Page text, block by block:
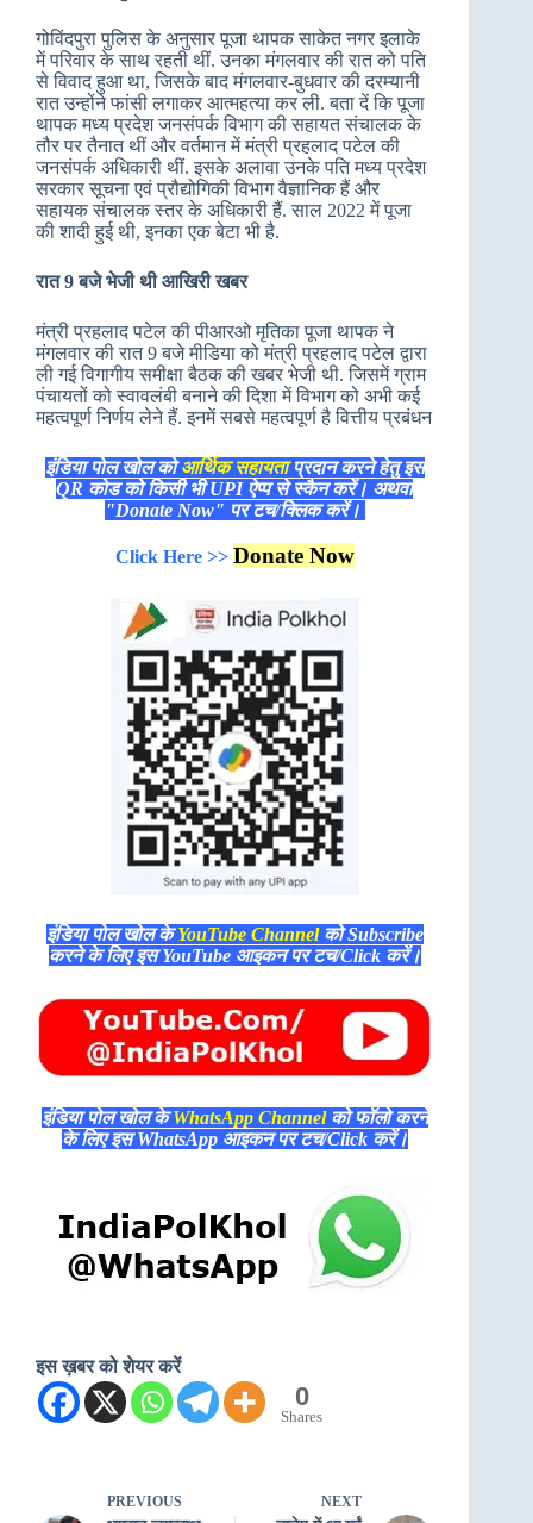
गोविंदपुरा पुलिस के अनुसार पूजा थापक साकेत नगर इलाके
में परिवार के साथ रहती थीं. उनका मंगलवार की रात को पति
से विवाद हुआ था, जिसके बाद मंगलवार-बुधवार की दरम्यानी
रात उन्होंने फांसी लगाकर आत्महत्या कर ली. बता दें कि पूजा
थापक मध्य प्रदेश जनसंपर्क विभाग की सहायत संचालक के
तौर पर तैनात थीं और वर्तमान में मंत्री प्रहलाद पटेल की
जनसंपर्क अधिकारी थीं. इसके अलावा उनके पति मध्य प्रदेश
सरकार सूचना एवं प्रौद्योगिकी विभाग वैज्ञानिक हैं और
सहायक संचालक स्तर के अधिकारी हैं. साल 2022 में पूजा
की शादी हुई थी, इनका एक बेटा भी है.
रात 9 बजे भेजी थी आखिरी खबर
मंत्री प्रहलाद पटेल की पीआरओ मृतिका पूजा थापक ने
मंगलवार की रात 9 बजे मीडिया को मंत्री प्रहलाद पटेल द्वारा
ली गई विगागीय समीक्षा बैठक की खबर भेजी थी. जिसमें ग्राम
पंचायतों को स्वावलंबी बनाने की दिशा में विभाग को अभी कई
महत्वपूर्ण निर्णय लेने हैं. इनमें सबसे महत्वपूर्ण है वित्तीय प्रबंधन
इंडिया पोल खोल कोआर्थिक सहायताप्रदान करने हेतु इस
QR कोड को किसी भी UPI ऐप्प से स्कैन करें। अथवा
"Donate Now" पर टच/क्लिक करें।
Click Here >> Donate Now
इंडिया पोल खोल केYouTube Channelको Subscribe
करने के लिए इस YouTube आइकन पर टच/Click करें।
इंडिया पोल खोल केWhatsApp Channelको फॉलो करने
के लिए इस WhatsApp आइकन पर टच/Click करें।
इस ख़बर को शेयर करें
0
Shares
PREVIOUS NEXT